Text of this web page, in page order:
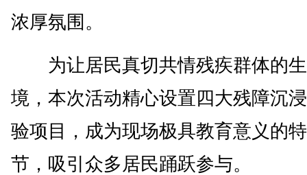
浓厚氛围。
为让居民真切共情残疾群体的
境，本次活动精心设置四大残障沉
验项目，成为现场极具教育意义的
节，吸引众多居民踊跃参与。